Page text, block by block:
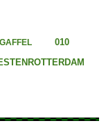
GAFFEL 010